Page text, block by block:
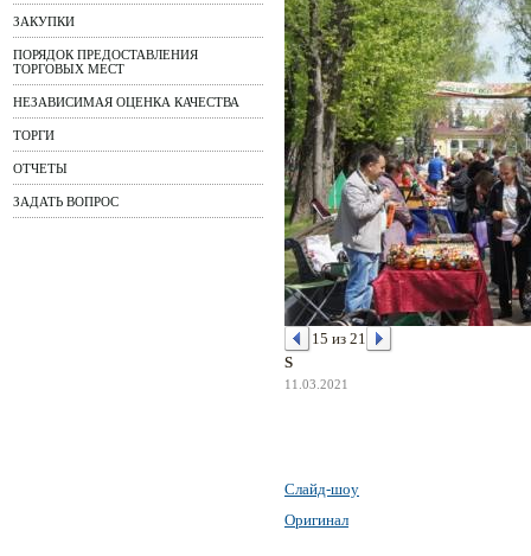
ЗАКУПКИ
ПОРЯДОК ПРЕДОСТАВЛЕНИЯ
ТОРГОВЫХ МЕСТ
НЕЗАВИСИМАЯ ОЦЕНКА КАЧЕСТВА
ТОРГИ
ОТЧЕТЫ
ЗАДАТЬ ВОПРОС
15 из 21
S
11.03.2021
Слайд-шоу
Оригинал